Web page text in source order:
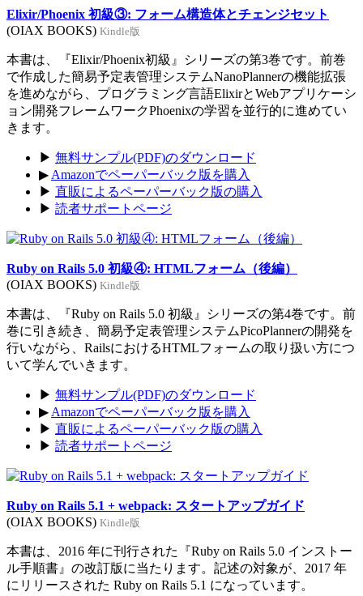
Elixir/Phoenix 初級③: フォーム構造体とチェンジセット
(OIAX BOOKS) Kindle版
本書は、『Elixir/Phoenix初級』シリーズの第3巻です。前巻
で作成した簡易予定表管理システムNanoPlannerの機能拡張
を進めながら、プログラミング言語ElixirとWebアプリケーシ
ョン開発フレームワークPhoenixの学習を並行的に進めてい
きます。
▶ 無料サンプル(PDF)のダウンロード
▶ Amazonでペーパーバック版を購入
▶ 直販によるペーパーバック版の購入
▶ 読者サポートページ
Ruby on Rails 5.0 初級④: HTMLフォーム（後編）
(OIAX BOOKS) Kindle版
本書は、『Ruby on Rails 5.0 初級』シリーズの第4巻です。前
巻に引き続き、簡易予定表管理システムPicoPlannerの開発を
行いながら、RailsにおけるHTMLフォームの取り扱い方につ
いて学んでいきます。
▶ 無料サンプル(PDF)のダウンロード
▶ Amazonでペーパーバック版を購入
▶ 直販によるペーパーバック版の購入
▶ 読者サポートページ
Ruby on Rails 5.1 + webpack: スタートアップガイド
(OIAX BOOKS) Kindle版
本書は、2016 年に刊行された『Ruby on Rails 5.0 インストー
ル手順書』の改訂版に当たります。記述の対象が、2017 年
にリリースされた Ruby on Rails 5.1 になっています。